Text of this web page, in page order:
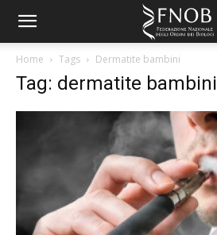
Home Tags Dermatite bambini
Tag: dermatite bambini